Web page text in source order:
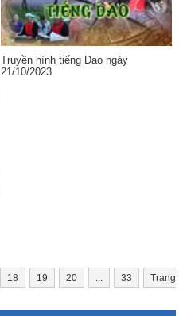
Truyền hình tiếng Dao ngày
21/10/2023
18 19 20 ... 33 Trang